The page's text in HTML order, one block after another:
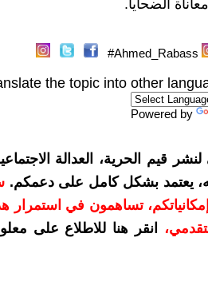
الضحايا.
Ahmed_Rabass#
the topic into other
Powered by
الحرية، العدالة
يعتمد بشكل كامل على دعمكم.
حسب إمكانياتكم، تساهمون في استمرار
،
انقر هنا للاطلاع على